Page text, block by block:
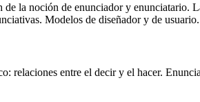
la noción de enunciador y
Modelos de diseñador y de
relaciones entre el decir y el hacer.